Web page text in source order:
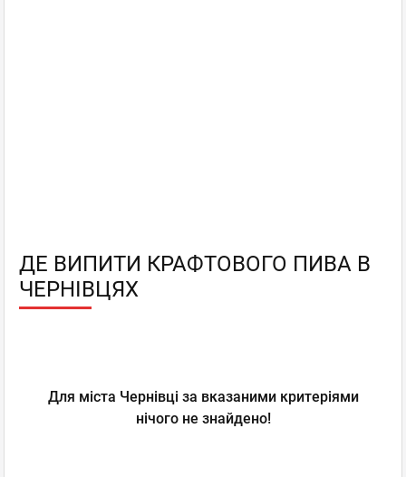
ДЕ ВИПИТИ КРАФТОВОГО ПИВА В
ЧЕРНІВЦЯХ
Для міста Чернівці за вказаними критеріями
нічого не знайдено!